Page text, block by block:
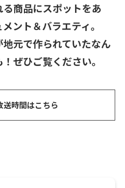
商品にスポットをあ
ント＆バラエティ。
元で作られていたなん
ぜひご覧ください。
送時間はこちら